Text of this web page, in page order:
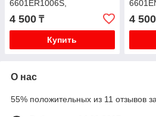
6601ER1006S,
6601ER1006A,
6601ER1006X 3 конт. ориг.
4 500 ₸
Купить
4 500
О нас
55% положительных из 11 отзывов